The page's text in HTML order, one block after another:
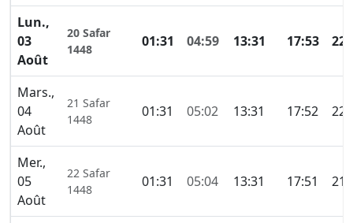
Lun.,
03
Août
20 Safar
1448
01:31 04:59 13:31 17:53
Mars.,
04
Août
21 Safar
1448
01:31 05:02 13:31 17:52
Mer.,
05
Août
22 Safar
1448
01:31 05:04 13:31 17:51